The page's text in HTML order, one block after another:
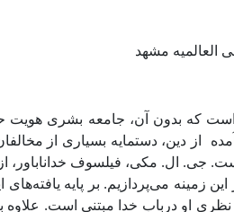
العالمیه مشهد
که بدون آن، جامعه بشری هویت
از دین، دستمایه بسیاری از
جی. ال. مکی، فیلسوف
زمینه می‌پردازیم. بر‌ پایه
او درباب خدا مبتنی است. علاوه